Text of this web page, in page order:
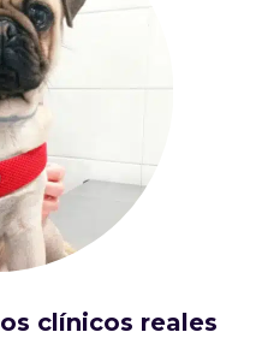
clínicos reales